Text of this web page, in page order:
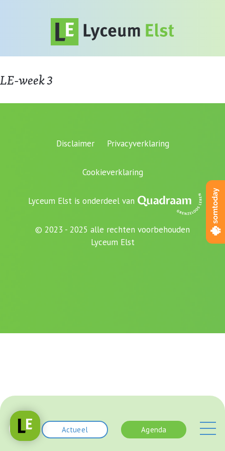
Actueel Agenda
LE-week 3
Disclaimer Privacyverklaring
Cookieverklaring
Lyceum Elst is onderdeel van
© 2023 - 2025 alle rechten voorbehouden
Lyceum Elst